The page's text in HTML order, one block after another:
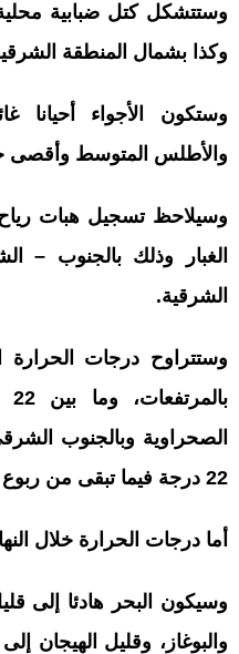
وستتشكل كتل ضبابية
وكذا بشمال المنطقة
وستكون الأجواء
والأطلس المتوسط وأقصى
وسيلاحظ تسجيل هبات رياح
الغبار وذلك بالجنوب –
الشرقية.
22 درجة فيما تبقى من ربوع المملكة.
أما درجات الحرارة خلال
وسيكون البحر هادئا إلى
والبوغاز، وقليل الهيجان